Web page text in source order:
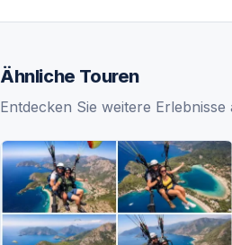
Ähnliche Touren
Entdecken Sie weitere Erlebnisse